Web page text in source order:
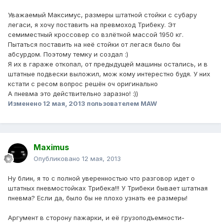
Уважаемый Максимус, размеры штатной стойки с субару
легаси, я хочу поставить на превмоход Трибеку. Эт
семиместный кроссовер со взлётной массой 1950 кг.
Пытаться поставить на неё стойки от легася было бы
абсурдом. Поэтому темку и создал :)
Я их в гараже откопал, от предыдущей машины остались, и в
штатные подвески выложил, мож кому интерестно будя. У них
кстати с ресом вопрос решён оч оригинально
А пневма это действительно заразно! :))
Изменено 12 мая, 2013 пользователем MAW
Maximus
Опубликовано 12 мая, 2013
Ну блин, я то с полной уверенностью что разговор идет о
штатных пневмостойках Трибека!!! У Трибеки бывает штатная
пневма? Если да, было бы не плохо узнать ее размеры!
Аргумент в сторону пажарки, и её грузоподъемности-